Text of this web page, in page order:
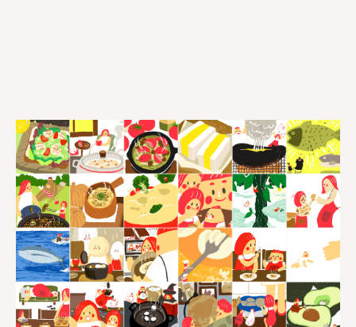
ユウキ食品株式会社、株式会社広明通信社
株式会社ひらく
株式会社ニューテックシンセイ
PALAB
株式会社ドリームプラザ
GOEMON
株式会社ヤマサン